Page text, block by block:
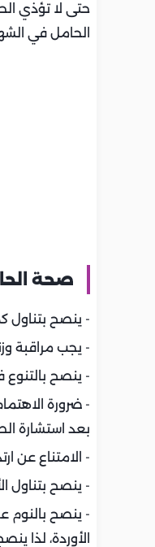
حتى لا تؤذي
الحامل في
صحة
- ينصح بتناول كمية
- يجب مراقبة
- ينصح بالتنوع
- ضرورة
بعد استشارة
- الامتناع عن
- ينصح بتناول
- ينصح بالنوم
الأوردة، لذا